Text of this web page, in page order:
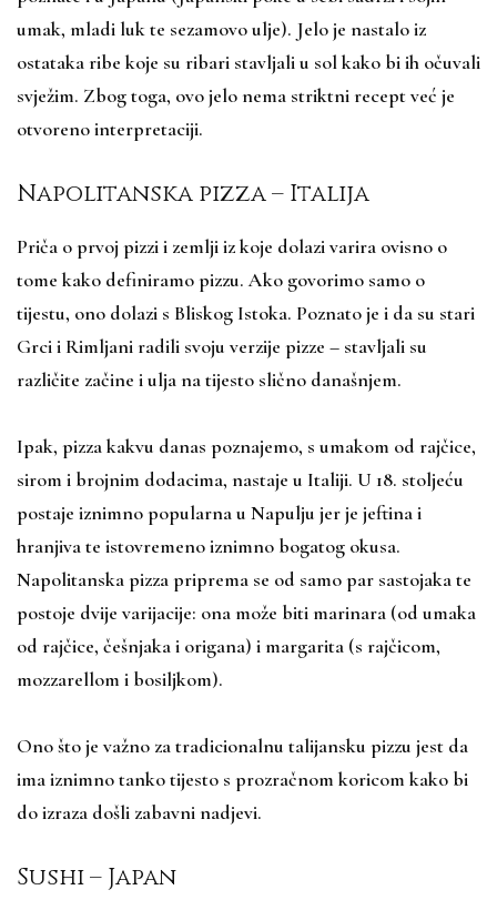
umak, mladi luk te sezamovo ulje). Jelo je nastalo iz
ostataka ribe koje su ribari stavljali u sol kako bi ih očuvali
svježim. Zbog toga, ovo jelo nema striktni recept već je
otvoreno interpretaciji.
Napolitanska pizza – Italija
Priča o prvoj pizzi i zemlji iz koje dolazi varira ovisno o
tome kako definiramo pizzu. Ako govorimo samo o
tijestu, ono dolazi s Bliskog Istoka. Poznato je i da su stari
Grci i Rimljani radili svoju verzije pizze – stavljali su
različite začine i ulja na tijesto slično današnjem.
Ipak, pizza kakvu danas poznajemo, s umakom od rajčice,
sirom i brojnim dodacima, nastaje u Italiji. U 18. stoljeću
postaje iznimno popularna u Napulju jer je jeftina i
hranjiva te istovremeno iznimno bogatog okusa.
Napolitanska pizza priprema se od samo par sastojaka te
postoje dvije varijacije: ona može biti marinara (od umaka
od rajčice, češnjaka i origana) i margarita (s rajčicom,
mozzarellom i bosiljkom).
Ono što je važno za tradicionalnu talijansku pizzu jest da
ima iznimno tanko tijesto s prozračnom koricom kako bi
do izraza došli zabavni nadjevi.
Sushi – Japan